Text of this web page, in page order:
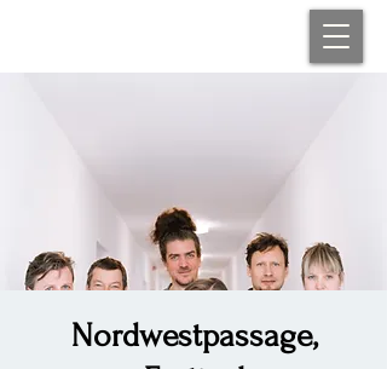
Nordwestpassage,